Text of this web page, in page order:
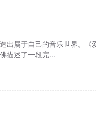
出属于自己的音乐世界。《
描述了一段完...